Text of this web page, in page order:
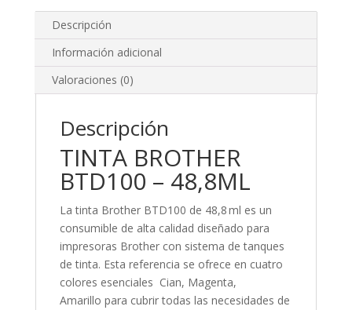
Descripción
Información adicional
Valoraciones (0)
Descripción
TINTA BROTHER
BTD100 – 48,8ML
La tinta Brother BTD100 de 48,8 ml es un
consumible de alta calidad diseñado para
impresoras Brother con sistema de tanques
de tinta. Esta referencia se ofrece en cuatro
colores esenciales Cian, Magenta,
Amarillo para cubrir todas las necesidades de